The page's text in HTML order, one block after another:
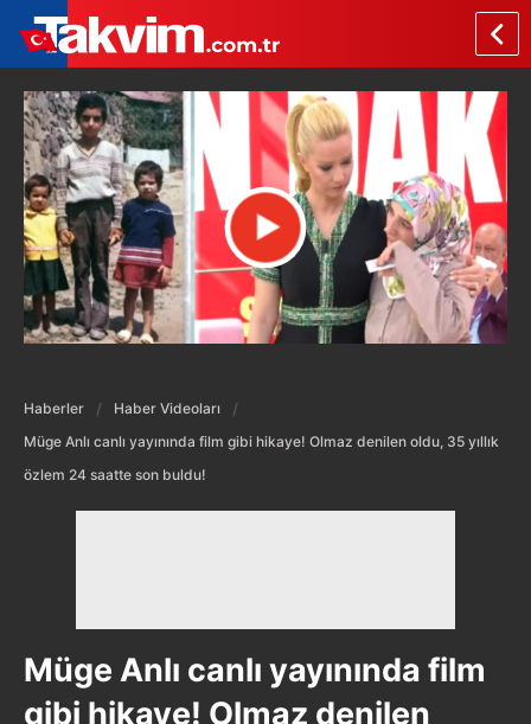
Haberler
Haber Videoları
Müge Anlı canlı yayınında film gibi hikaye! Olmaz denilen oldu, 35 yıllık
özlem 24 saatte son buldu!
Müge Anlı canlı yayınında film
gibi hikaye! Olmaz denilen